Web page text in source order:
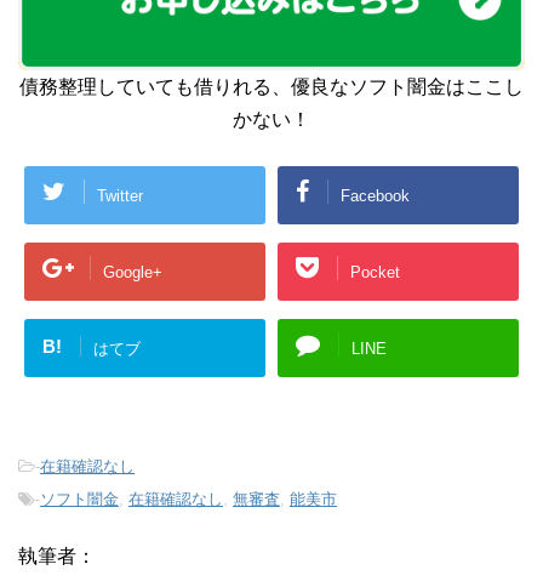
債務整理していても借りれる、優良なソフト闇金はここし
かない！
Twitter Facebook
Google+ Pocket
B! はてブ LINE
-在籍確認なし
-ソフト闇金, 在籍確認なし , 無審査, 能美市
執筆者：